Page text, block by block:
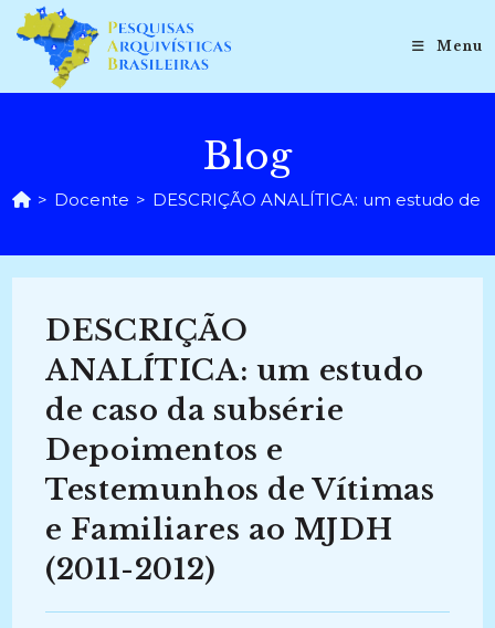
para
conteúdo
Menu
Blog
> Docente > DESCRIÇÃO ANALÍTICA: um estudo
DESCRIÇÃO
ANALÍTICA: um estudo
de caso da subsérie
Depoimentos e
Testemunhos de Vítimas
e Familiares ao MJDH
(2011-2012)